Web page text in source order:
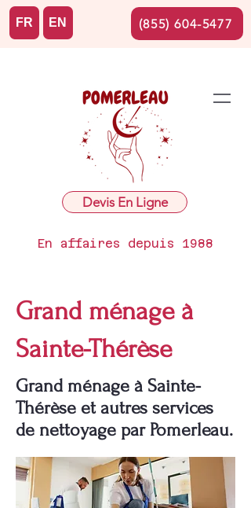
Devis En Ligne
En affaires depuis 1988
FR EN (855) 604-5477
Grand ménage à
Sainte-Thérèse
Grand ménage à Sainte-
Thérèse et autres services
de nettoyage par Pomerleau.